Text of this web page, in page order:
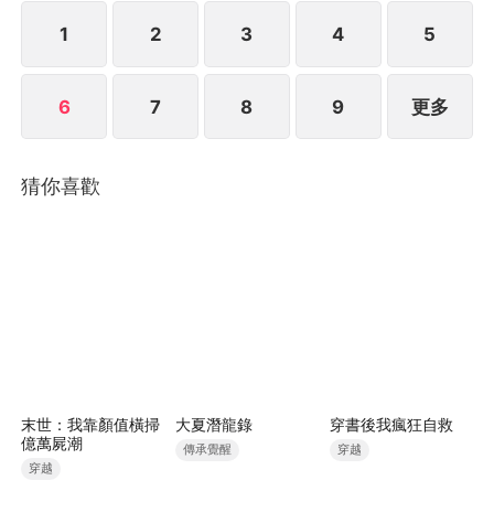
1 2 3 4 5
6 7 8 9 更多
猜你喜歡
末世：我靠顏值橫掃
億萬屍潮
穿越
大夏潛龍錄
傳承覺醒
穿書後我瘋狂自救
穿越